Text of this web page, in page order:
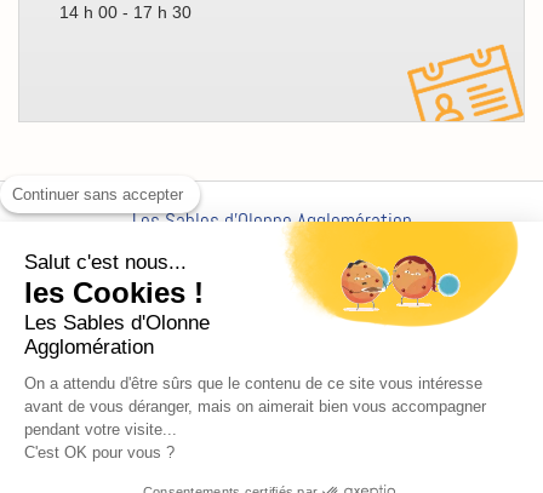
14 h 00 - 17 h 30
Les Sables d'Olonne Agglomération
CS 21842, 21 Place du Poilu de France,
85100 Les Sables-d'Olonne
Contacter l'Agglo par e-mail
Tél: 02 51 23 16 00
Une
agglomération
unique
Copyright © 2013 Les Sables d'Olonne Agglomération
Continuer sans accepter
Salut c'est nous...
les Cookies !
Les Sables d'Olonne
Agglomération
On a attendu d'être sûrs que le contenu de ce site vous intéresse
avant de vous déranger, mais on aimerait bien vous accompagner
pendant votre visite...
C'est OK pour vous ?